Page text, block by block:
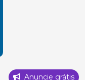
Anuncie grátis